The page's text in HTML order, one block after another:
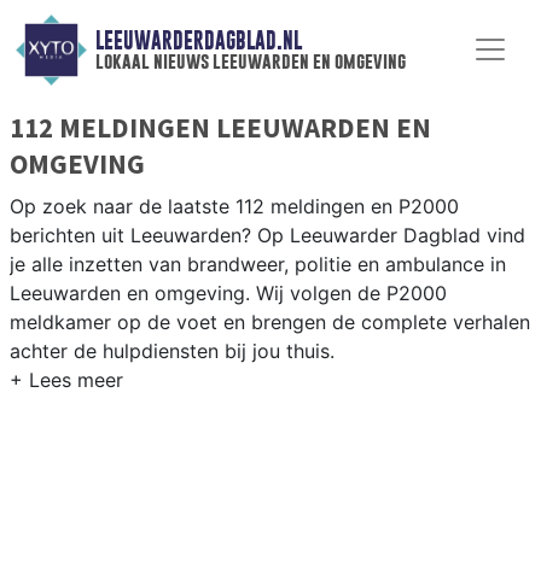
LEEUWARDERDAGBLAD.NL
lokaal nieuws leeuwarden en omgeving
112 MELDINGEN LEEUWARDEN EN
OMGEVING
Op zoek naar de laatste 112 meldingen en P2000
berichten uit Leeuwarden? Op Leeuwarder Dagblad vind
je alle inzetten van brandweer, politie en ambulance in
Leeuwarden en omgeving. Wij volgen de P2000
meldkamer op de voet en brengen de complete verhalen
achter de hulpdiensten bij jou thuis.